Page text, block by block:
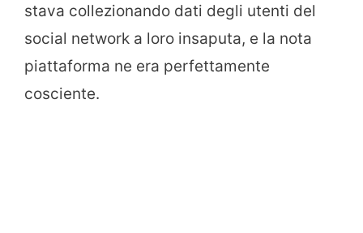
stava collezionando dati degli utenti del
social network a loro insaputa, e la nota
piattaforma ne era perfettamente
cosciente.